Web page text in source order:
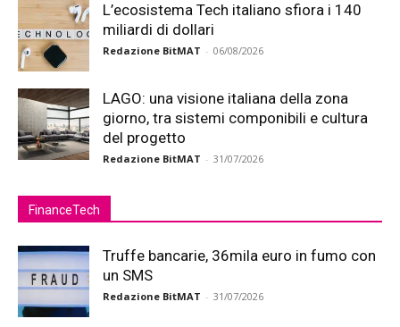
L’ecosistema Tech italiano sfiora i 140
miliardi di dollari
Redazione BitMAT - 06/08/2026
LAGO: una visione italiana della zona
giorno, tra sistemi componibili e cultura
del progetto
Redazione BitMAT - 31/07/2026
FinanceTech
Truffe bancarie, 36mila euro in fumo con
un SMS
Redazione BitMAT - 31/07/2026